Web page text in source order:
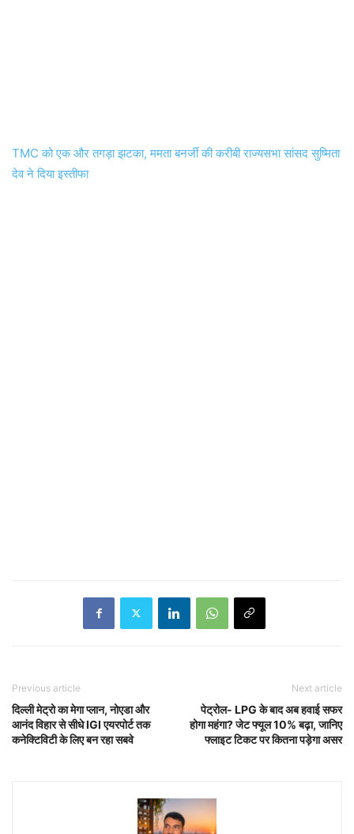
TMC को एक और तगड़ा झटका, ममता बनर्जी की करीबी राज्यसभा सांसद सुष्मिता
देव ने दिया इस्तीफा
Previous article
दिल्ली मेट्रो का मेगा प्लान, नोएडा और
आनंद विहार से सीधे IGI एयरपोर्ट तक
कनेक्टिविटी के लिए बन रहा सबवे
Next article
पेट्रोल- LPG के बाद अब हवाई सफर
होगा महंगा? जेट फ्यूल 10% बढ़ा, जानिए
फ्लाइट टिकट पर कितना पड़ेगा असर